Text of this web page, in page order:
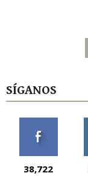
SÍGANOS
38,722